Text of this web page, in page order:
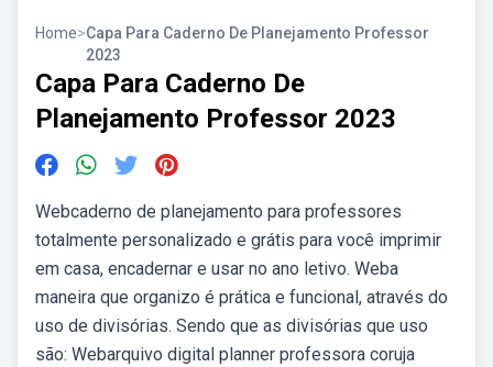
Home>Capa Para Caderno De Planejamento Professor
2023
Capa Para Caderno De
Planejamento Professor 2023
Webcaderno de planejamento para professores
totalmente personalizado e grátis para você imprimir
em casa, encadernar e usar no ano letivo. Weba
maneira que organizo é prática e funcional, através do
uso de divisórias. Sendo que as divisórias que uso
são: Webarquivo digital planner professora coruja